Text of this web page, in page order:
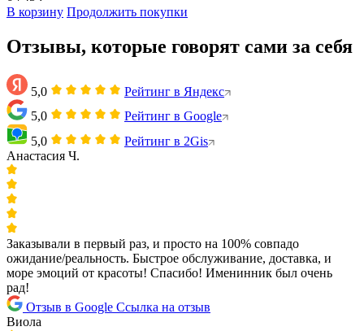
В корзину Продолжить покупки
Отзывы, которые говорят сами за себя
5,0
Рейтинг в Яндекс
5,0
Рейтинг в Google
5,0
Рейтинг в 2Gis
Анастасия Ч.
Заказывали в первый раз, и просто на 100% совпадо
ожидание/реальность. Быстрое обслуживание, доставка, и
море эмоций от красоты! Спасибо! Именинник был очень
рад!
Отзыв в Google Ссылка на отзыв
Виола